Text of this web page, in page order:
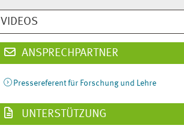
VIDEOS
ANSPRECHPARTNER
Pressereferent für Forschung und Lehre
UNTERSTÜTZUNG